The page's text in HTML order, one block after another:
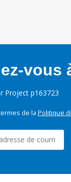
vous
Project p163723
de la Politique